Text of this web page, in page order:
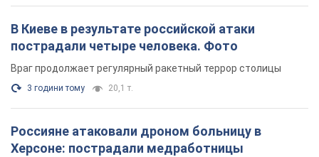
В Киеве в результате российской атаки
пострадали четыре человека. Фото
Враг продолжает регулярный ракетный террор столицы
3 години тому 20,1 т.
Россияне атаковали дроном больницу в
Херсоне: пострадали медработницы